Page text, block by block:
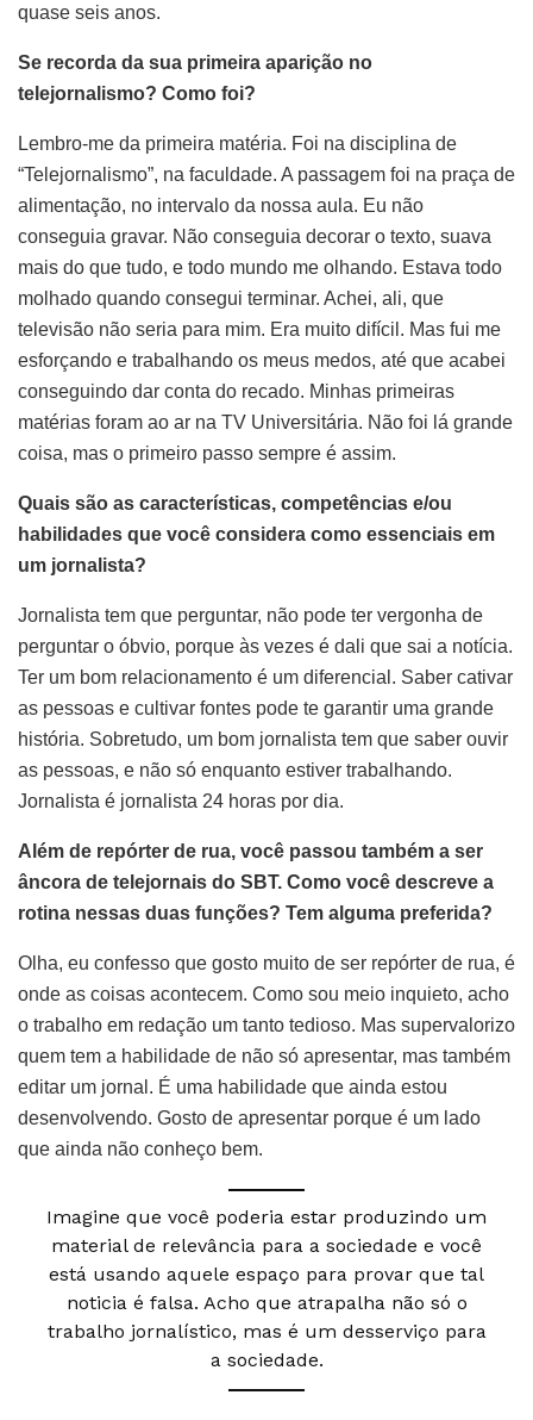
quase seis anos.
Se recorda da sua primeira aparição no
telejornalismo? Como foi?
Lembro-me da primeira matéria. Foi na disciplina de
“Telejornalismo”, na faculdade. A passagem foi na praça de
alimentação, no intervalo da nossa aula. Eu não
conseguia gravar. Não conseguia decorar o texto, suava
mais do que tudo, e todo mundo me olhando. Estava todo
molhado quando consegui terminar. Achei, ali, que
televisão não seria para mim. Era muito difícil. Mas fui me
esforçando e trabalhando os meus medos, até que acabei
conseguindo dar conta do recado. Minhas primeiras
matérias foram ao ar na TV Universitária. Não foi lá grande
coisa, mas o primeiro passo sempre é assim.
Quais são as características, competências e/ou
habilidades que você considera como essenciais em
um jornalista?
Jornalista tem que perguntar, não pode ter vergonha de
perguntar o óbvio, porque às vezes é dali que sai a notícia.
Ter um bom relacionamento é um diferencial. Saber cativar
as pessoas e cultivar fontes pode te garantir uma grande
história. Sobretudo, um bom jornalista tem que saber ouvir
as pessoas, e não só enquanto estiver trabalhando.
Jornalista é jornalista 24 horas por dia.
Além de repórter de rua, você passou também a ser
âncora de telejornais do SBT. Como você descreve a
rotina nessas duas funções? Tem alguma preferida?
Olha, eu confesso que gosto muito de ser repórter de rua, é
onde as coisas acontecem. Como sou meio inquieto, acho
o trabalho em redação um tanto tedioso. Mas supervalorizo
quem tem a habilidade de não só apresentar, mas também
editar um jornal. É uma habilidade que ainda estou
desenvolvendo. Gosto de apresentar porque é um lado
que ainda não conheço bem.
Imagine que você poderia estar produzindo um
material de relevância para a sociedade e você
está usando aquele espaço para provar que tal
noticia é falsa. Acho que atrapalha não só o
trabalho jornalístico, mas é um desserviço para
a sociedade.